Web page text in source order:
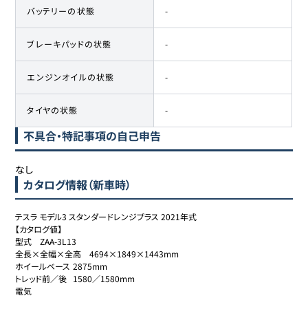
バッテリーの状態 -
ブレーキパッドの状態 -
エンジンオイルの状態 -
タイヤの状態 -
不具合・特記事項の自己申告
なし
カタログ情報（新車時）
テスラ モデル3 スタンダードレンジプラス 2021年式
【カタログ値】
型式	ZAA-3L13
全長×全幅×全高	4694×1849×1443mm
ホイールベース	2875mm
トレッド前／後	1580／1580mm
電気